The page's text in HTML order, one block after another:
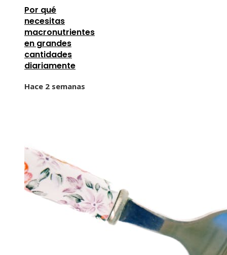
Por qué
necesitas
macronutrientes
en grandes
cantidades
diariamente
Hace 2 semanas